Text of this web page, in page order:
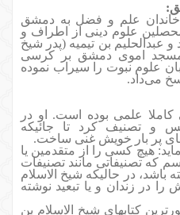
علم و فضل به دمشق
علوم دینی از اطراف و
عبدالحلیم بن تیمیه (پدر شیخ
مسجد اموی دمشق بر کرسی
علوم نبوت را سیراب نموده
می‌داد.
کاملا علمی بوده است. او در
و تصنیف کرد تا جائیکه
پر بار خویش غنی ساخت.
هیچ کسی را از متقدمین یا
که تصنیفاتی مانند تصنیفات
باشد، در حالیکه شیخ الاسلام
را در زندان و يا تبعید نوشته
کتابهای شیخ الاسلام بن